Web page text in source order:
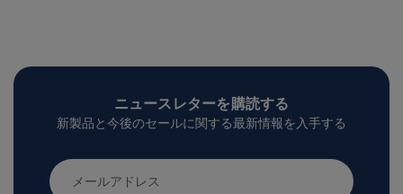
ニュースレターを購読する
新製品と今後のセールに関する最新情報を入手する
メ
ー